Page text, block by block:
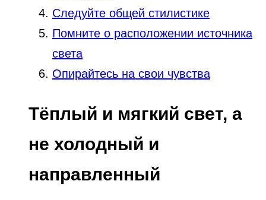
Следуйте общей стилистике
Помните о расположении источника
света
Опирайтесь на свои чувства
Тёплый и мягкий свет, а
не холодный и
направленный